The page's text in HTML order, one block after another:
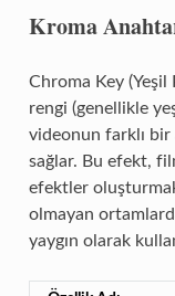
Kroma
Chroma Key
rengi (genellikle
videonun farklı
sağlar. Bu efekt,
efektler
olmayan
yaygın olarak